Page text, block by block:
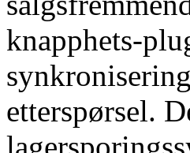
knapphets-
etterspørsel.